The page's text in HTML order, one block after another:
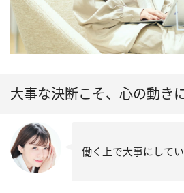
大事な決断こそ、心の動き
働く上で大事にして